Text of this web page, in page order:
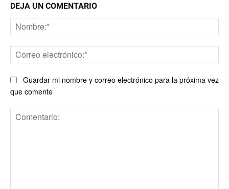
DEJA UN COMENTARIO
Guardar mi nombre y correo electrónico para la próxima vez
que comente